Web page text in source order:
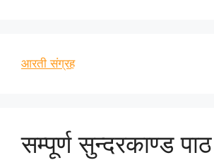
आरती संग्रह
सम्पूर्ण सुन्दरकाण्ड पाठ